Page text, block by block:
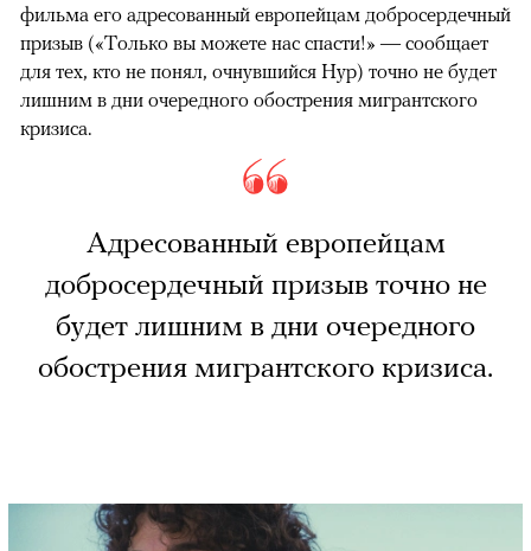
фильма его адресованный европейцам добросердечный
призыв («Только вы можете нас спасти!» — сообщает
для тех, кто не понял, очнувшийся Нур) точно не будет
лишним в дни очередного обострения мигрантского
кризиса.
Адресованный европейцам
добросердечный призыв точно не
будет лишним в дни очередного
обострения мигрантского кризиса.